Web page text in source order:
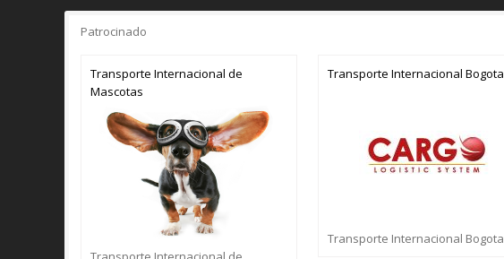
Patrocinado
Transporte Internacional de
Mascotas
Transporte Internacional Bogota
Transporte Internacional Bogota